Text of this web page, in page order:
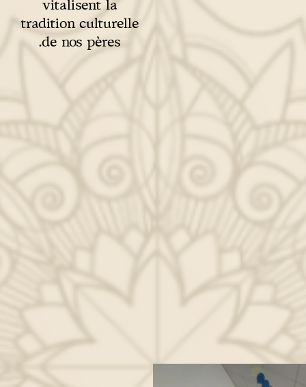
vitalisent la
tradition culturelle
de nos pères.